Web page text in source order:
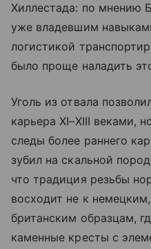
Хиллестада: по мнению
уже владевшим
логистикой
было проще наладить
Уголь из отвала
карьера XI–XIII веками,
следы более раннего
зубил на скальной
что традиция резьбы
восходит не к
британским образцам,
каменные кресты с